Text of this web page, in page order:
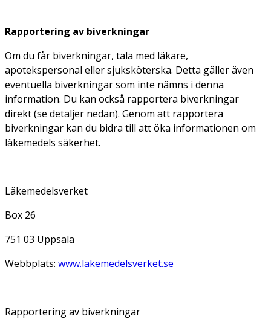
Rapportering av biverkningar
Om du får biverkningar, tala med läkare,
apotekspersonal eller sjuksköterska. Detta gäller även
eventuella biverkningar som inte nämns i denna
information. Du kan också rapportera biverkningar
direkt (se detaljer nedan). Genom att rapportera
biverkningar kan du bidra till att öka informationen om
läkemedels säkerhet.
Läkemedelsverket
Box 26
751 03 Uppsala
Webbplats: www.lakemedelsverket.se
Rapportering av biverkningar